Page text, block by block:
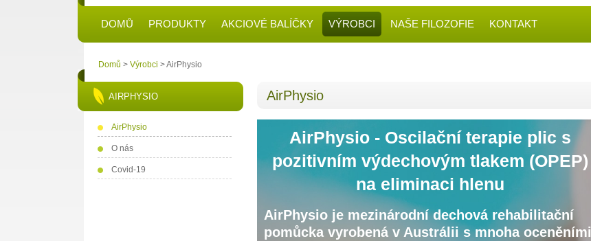
DOMŮ PRODUKTY AKCIOVÉ BALÍČKY VÝROBCI NAŠE FILOZOFIE KONTAKT
Domů > Výrobci > AirPhysio
AIRPHYSIO
AirPhysio
O nás
Covid-19
AirPhysio
AirPhysio - Oscilační terapie plic s
pozitivním výdechovým tlakem (OPEP)
na eliminaci hlenu
AirPhysio je mezinárodní dechová rehabilitační
pomůcka vyrobená v Austrálii s mnoha oceněními